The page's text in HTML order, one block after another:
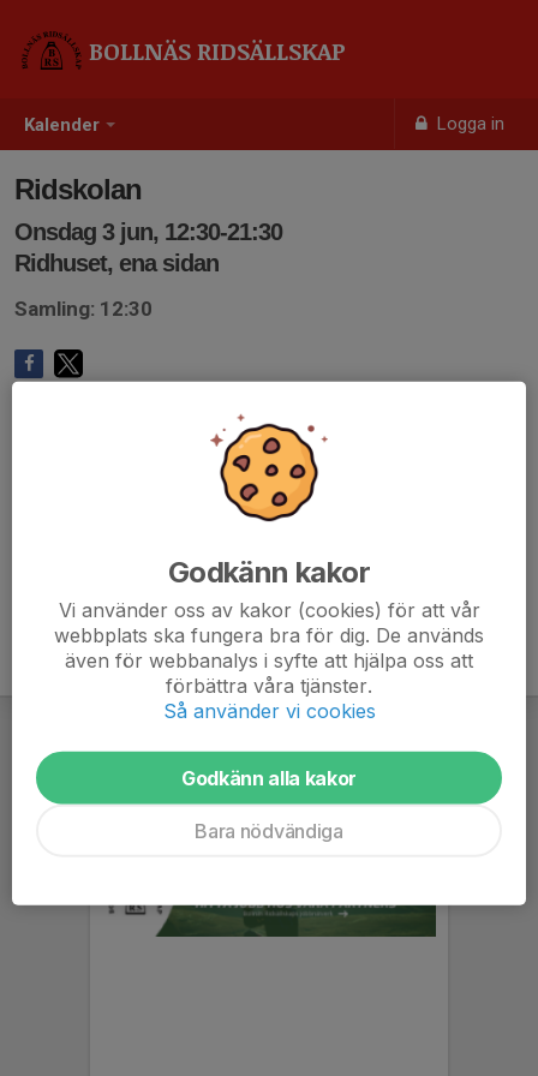
Kalender Logga in
BOLLNÄS RIDSÄLLSKAP
Ridskolan
Onsdag 3 jun, 12:30-21:30
Ridhuset, ena sidan
Samling: 12:30
Godkänn kakor
Vi använder oss av kakor (cookies) för att vår
webbplats ska fungera bra för dig. De används
även för webbanalys i syfte att hjälpa oss att
förbättra våra tjänster.
Så använder vi cookies
Godkänn alla kakor
Bara nödvändiga